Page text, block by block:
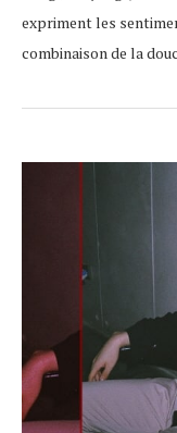
expriment les
combinaison de la